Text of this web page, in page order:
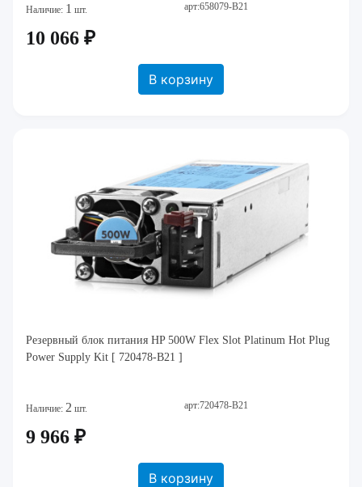
Наличие: 1 шт. арт:658079-B21
10 066 ₽
В корзину
Резервный блок питания HP 500W Flex Slot Platinum Hot Plug
Power Supply Kit [ 720478-B21 ]
Наличие: 2 шт. арт:720478-B21
9 966 ₽
В корзину